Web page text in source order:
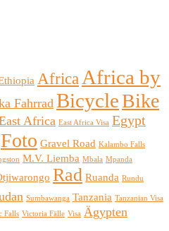
Africa Africa by
Fahrrad BicycleBike
Africa East Africa Visa Egypt
Foto Gravel Road Kalambo Falls
M.V. Liemba Mbala Mpanda
Rad Ruanda Rundu
Sumbawanga Tanzania Tanzanian Visa
Falls Victoria Fälle Visa Ägypten